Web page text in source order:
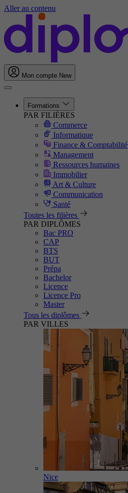
Aller au contenu
Mon compte New
Formations
PAR FILIÈRES
Commerce
Informatique
Finance & Comptabilité
Management
Ressources humaines
Immobilier
Art & Culture
Communication
Santé
Toutes les filières
PAR DIPLÔMES
Bac PRO
CAP
BTS
BUT
Prépa
Bachelor
Licence
Licence Pro
Master
Tous les diplômes
PAR VILLES
Nice